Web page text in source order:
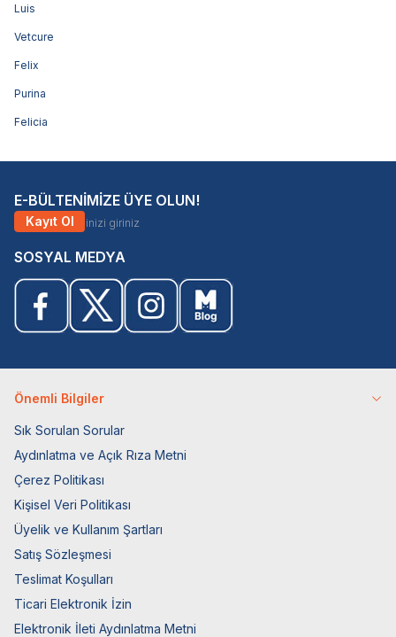
Luis
Vetcure
Felix
Purina
Felicia
E-BÜLTENİMİZE ÜYE OLUN!
Kayıt Ol
SOSYAL MEDYA
Önemli Bilgiler
Sık Sorulan Sorular
Aydınlatma ve Açık Rıza Metni
Çerez Politikası
Kişisel Veri Politikası
Üyelik ve Kullanım Şartları
Satış Sözleşmesi
Teslimat Koşulları
Ticari Elektronik İzin
Elektronik İleti Aydınlatma Metni